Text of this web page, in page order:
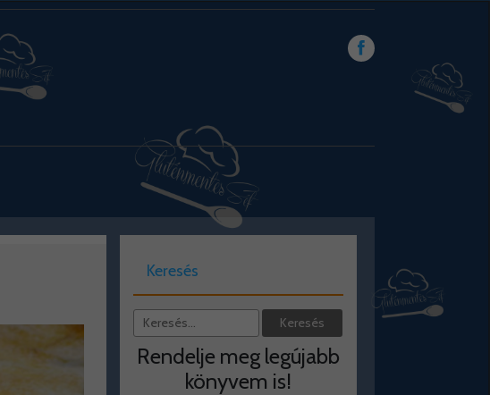
Keresés
Rendelje meg legújabb
könyvem is!